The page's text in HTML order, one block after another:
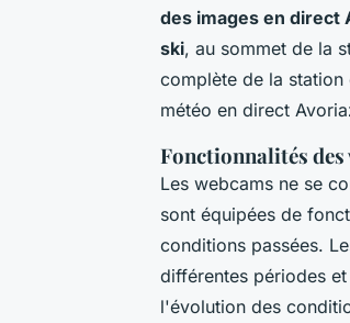
des images en direct
ski, au sommet de la
complète de la
météo en direct
Fonctionnalités des
Les webcams ne se
sont équipées de
conditions passées.
différentes périodes
l'évolution des